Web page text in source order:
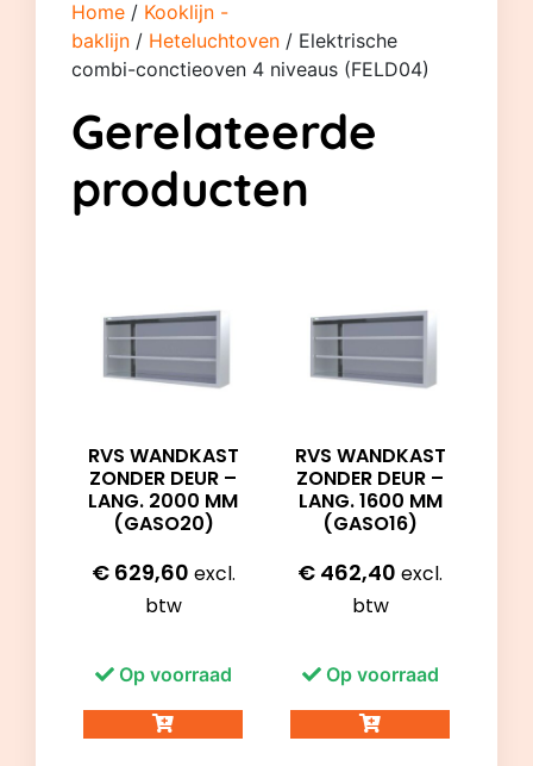
Home / Kooklijn -
baklijn / Heteluchtoven / Elektrische
combi-conctieoven 4 niveaus (FELD04)
Gerelateerde
producten
RVS WANDKAST
ZONDER DEUR –
LANG. 2000 MM
(GASO20)
€629,60 excl.
btw
Op voorraad
RVS WANDKAST
ZONDER DEUR –
LANG. 1600 MM
(GASO16)
€ 462,40 excl.
btw
Op voorraad